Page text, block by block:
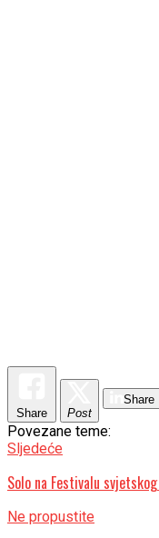
Share Post
Share
Povezane teme:
Sljedeće
Solo na Festivalu
Ne propustite